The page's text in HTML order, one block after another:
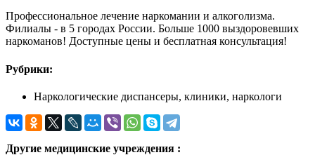
Профессиональное лечение наркомании и алкоголизма.
Филиалы - в 5 городах России. Больше 1000 выздоровевших
наркоманов! Доступные цены и бесплатная консультация!
Рубрики:
Наркологические диспансеры, клиники, наркологи
Другие медицинские учреждения :